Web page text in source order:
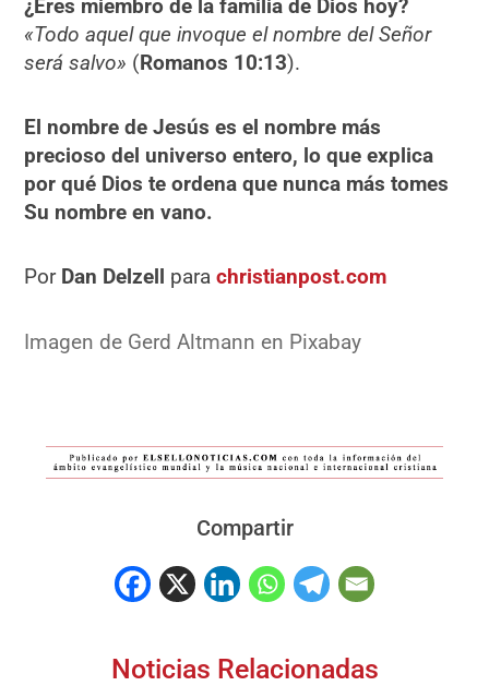
¿Eres miembro de la familia de Dios hoy?
«Todo aquel que invoque el nombre del Señor
será salvo» (Romanos 10:13).
El nombre de Jesús es el nombre más
precioso del universo entero, lo que explica
por qué Dios te ordena que nunca más tomes
Su nombre en vano.
Por Dan Delzell parachristianpost.com
Imagen de Gerd Altmann en Pixabay
Compartir
Noticias Relacionadas